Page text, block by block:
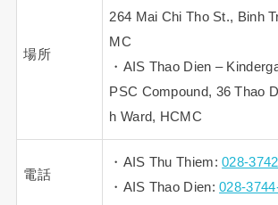
場所
264 Mai Chi Tho St., Binh
MC
・AIS Thao Dien –
PSC Compound, 36 Thao
h Ward, HCMC
電話
・AIS Thu Thiem:028-
・AIS Thao Dien:028-